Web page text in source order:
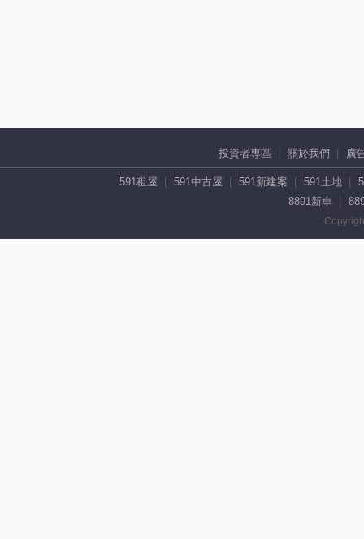
投資者專區 關於我們 廣
591租屋 591中古屋 591新建案 591土地
8891新車